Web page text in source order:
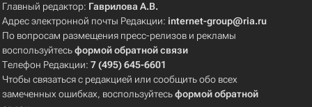
Главный редактор: Гаврилова А.В.
Адрес электронной почты Редакции:internet-group@ria.ru
По вопросам размещения пресс-релизов и рекламы
воспользуйтесьформой обратной связи
Телефон Редакции:7 (495) 645-6601
Чтобы связаться с редакцией или сообщить обо всех
замеченных ошибках, воспользуйтесьформой обратной